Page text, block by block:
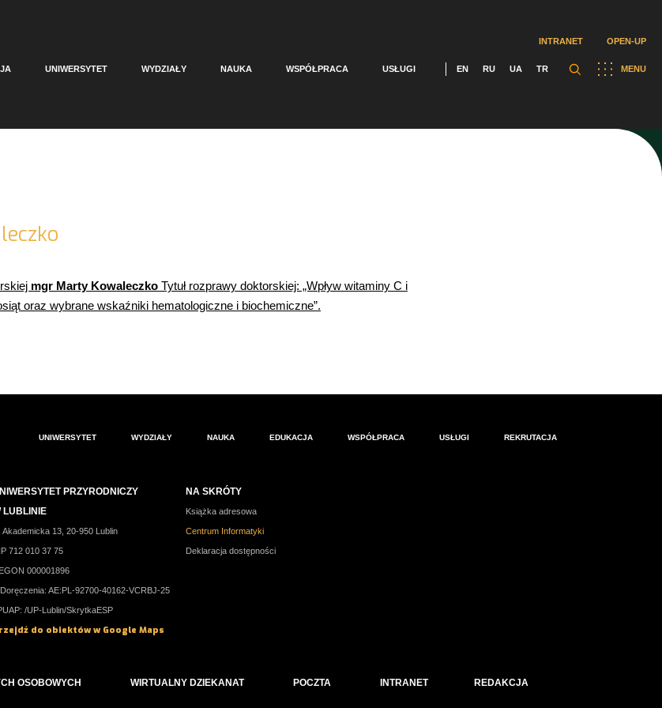
INTRANET OPEN-UP
MENU
UNIWERSYTET WYDZIAŁY NAUKA WSPÓŁPRACA USŁUGI EN RU UA TR
mgr Marty Kowaleczko Tytuł rozprawy doktorskiej: „Wpływ witaminy C i
oraz wybrane wskaźniki hematologiczne i biochemiczne”.
UNIWERSYTET WYDZIAŁY NAUKA EDUKACJA WSPÓŁPRACA USŁUGI REKRUTACJA
PRZYRODNICZY
LUBLINIE
Akademicka 13, 20-950 Lublin
712 010 37 75
000001896
AE:PL-92700-40162-VCRBJ-25
/UP-Lublin/SkrytkaESP
do obiektów w Google Maps
NA SKRÓTY
Książka adresowa
Centrum Informatyki
Deklaracja dostępności
OSOBOWYCH WIRTUALNY DZIEKANAT POCZTA INTRANET REDAKCJA